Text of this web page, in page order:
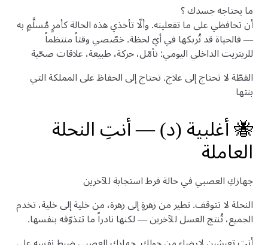
ما يحتاجه جسدك ؟
أن تحافظي على ما تفعلينه. وألّا تأخذي هذه الحالة كأمرٍ مُسلَّمٍ به
— فالحياة قد تُربكها في أيّ لحظة. خصّصي وقتاً منتظماً
للريتريت الداخلي اليومي: تأمّل، حركة، طبيعة، علاقات صحّية
القطّة لا تحتاج إلى علاج. تحتاج إلى الحفاظ على المملكة التي
بنتها
🐝 أغلبية (د) — أنتِ النحلة
العاملة
جهازكِ العصبي في حالة فرط استجابة للآخرين
النحلة لا تتوقف. تطير من زهرةٍ إلى زهرة، من خلية إلى خلية، تخدم
الجميع، تُنتج العسل للآخرين — لكنها نادراً ما تتذوّقه بنفسها.